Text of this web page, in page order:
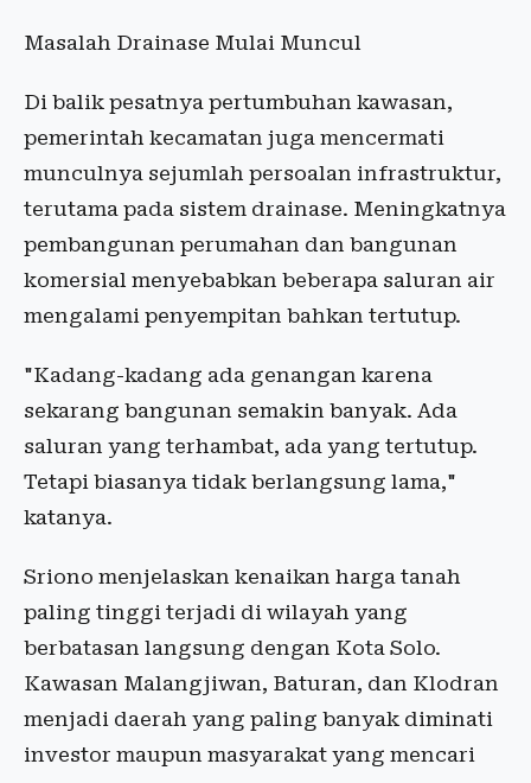
Masalah Drainase Mulai Muncul
Di balik pesatnya pertumbuhan kawasan,
pemerintah kecamatan juga mencermati
munculnya sejumlah persoalan infrastruktur,
terutama pada sistem drainase. Meningkatnya
pembangunan perumahan dan bangunan
komersial menyebabkan beberapa saluran air
mengalami penyempitan bahkan tertutup.
"Kadang-kadang ada genangan karena
sekarang bangunan semakin banyak. Ada
saluran yang terhambat, ada yang tertutup.
Tetapi biasanya tidak berlangsung lama,"
katanya.
Sriono menjelaskan kenaikan harga tanah
paling tinggi terjadi di wilayah yang
berbatasan langsung dengan Kota Solo.
Kawasan Malangjiwan, Baturan, dan Klodran
menjadi daerah yang paling banyak diminati
investor maupun masyarakat yang mencari